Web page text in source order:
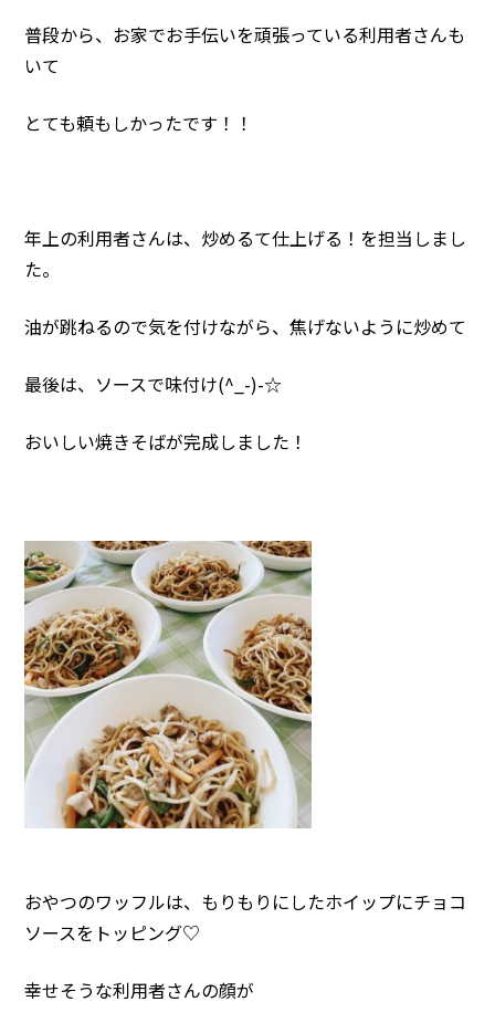
普段から、お家でお手伝いを頑張っている利用者さんも
いて
とても頼もしかったです！！
年上の利用者さんは、炒めるて仕上げる！を担当しまし
た。
油が跳ねるので気を付けながら、焦げないように炒めて
最後は、ソースで味付け(^_-)-☆
おいしい焼きそばが完成しました！
おやつのワッフルは、もりもりにしたホイップにチョコ
ソースをトッピング♡
幸せそうな利用者さんの顔が